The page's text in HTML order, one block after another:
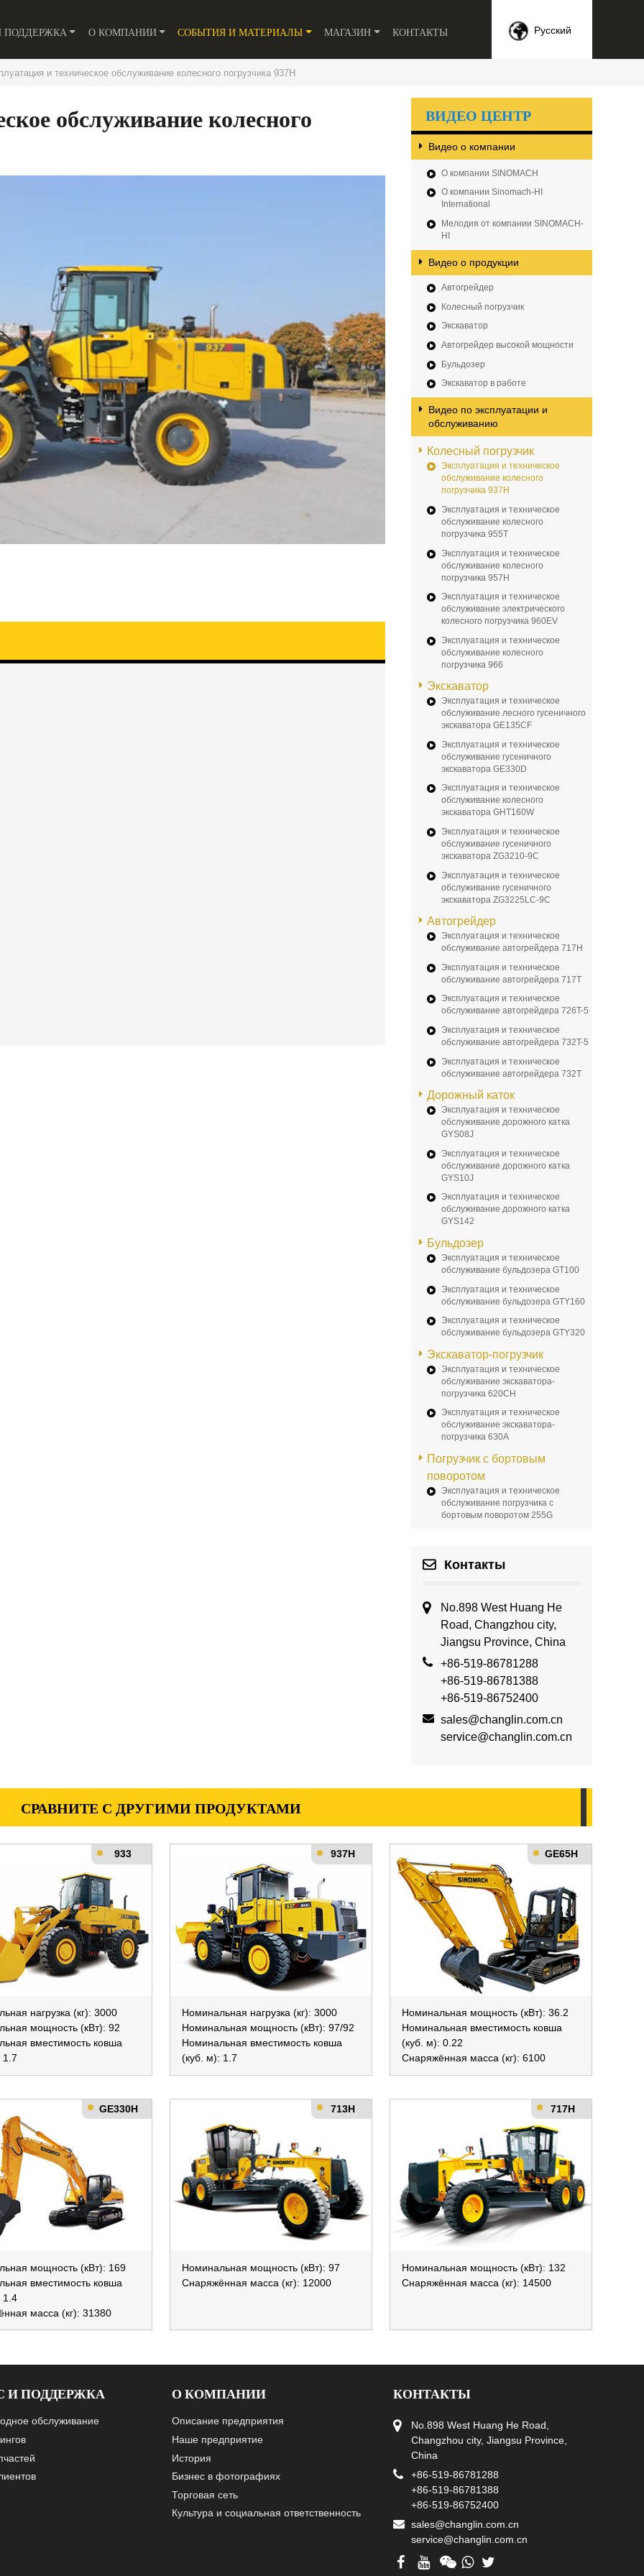
Русский
ПОДДЕРЖКА О КОМПАНИИ СОБЫТИЯ И МАТЕРИАЛЫ МАГАЗИН КОНТАКТЫ
и техническое обслуживание колесного погрузчика 937H
обслуживание колесного ВИДЕО ЦЕНТР
Видео о компании
О компании SINOMACH
О компании Sinomach-HI
International
Мелодия от компании SINOMACH-
HI
Видео о продукции
Автогрейдер
Колесный погрузчик
Экскаватор
Автогрейдер высокой мощности
Бульдозер
Экскаватор в работе
Видео по эксплуатации и
обслуживанию
Колесный погрузчик
Эксплуатация и техническое
обслуживание колесного
погрузчика 937H
Эксплуатация и техническое
обслуживание колесного
погрузчика 955T
Эксплуатация и техническое
обслуживание колесного
погрузчика 957H
Эксплуатация и техническое
обслуживание электрического
колесного погрузчика 960EV
Эксплуатация и техническое
обслуживание колесного
погрузчика 966
Экскаватор
Эксплуатация и техническое
обслуживание лесного гусеничного
экскаватора GE135CF
Эксплуатация и техническое
обслуживание гусеничного
экскаватора GE330D
Эксплуатация и техническое
обслуживание колесного
экскаватора GHT160W
Эксплуатация и техническое
обслуживание гусеничного
экскаватора ZG3210-9C
Эксплуатация и техническое
обслуживание гусеничного
экскаватора ZG3225LC-9C
Автогрейдер
Эксплуатация и техническое
обслуживание автогрейдера 717H
Эксплуатация и техническое
обслуживание автогрейдера 717T
Эксплуатация и техническое
обслуживание автогрейдера 726T-5
Эксплуатация и техническое
обслуживание автогрейдера 732T-5
Эксплуатация и техническое
обслуживание автогрейдера 732T
Дорожный каток
Эксплуатация и техническое
обслуживание дорожного катка
GYS08J
Эксплуатация и техническое
обслуживание дорожного катка
GYS10J
Эксплуатация и техническое
обслуживание дорожного катка
GYS142
Бульдозер
Эксплуатация и техническое
обслуживание бульдозера GT100
Эксплуатация и техническое
обслуживание бульдозера GTY160
Эксплуатация и техническое
обслуживание бульдозера GTY320
Экскаватор-погрузчик
Эксплуатация и техническое
обслуживание экскаватора-
погрузчика 620CH
Эксплуатация и техническое
обслуживание экскаватора-
погрузчика 630A
Погрузчик с бортовым
поворотом
Эксплуатация и техническое
обслуживание погрузчика с
бортовым поворотом 255G
Контакты
No.898 West Huang He
Road, Changzhou city,
Jiangsu Province, China
+86-519-86781288
+86-519-86781388
+86-519-86752400
sales@changlin.com.cn
service@changlin.com.cn
СРАВНИТЕ С ДРУГИМИ ПРОДУКТАМИ
933
нагрузка (кг): 3000
мощность (кВт): 92
вместимость ковша
1.7
937H
Номинальная нагрузка (кг): 3000
Номинальная мощность (кВт): 97/92
Номинальная вместимость ковша
(куб. м): 1.7
GE65H
Номинальная мощность (кВт): 36.2
Номинальная вместимость ковша
(куб. м): 0.22
Снаряжённая масса (кг): 6100
GE330H
мощность (кВт): 169
вместимость ковша
1.4
масса (кг): 31380
713H
Номинальная мощность (кВт): 97
Снаряжённая масса (кг): 12000
717H
Номинальная мощность (кВт): 132
Снаряжённая масса (кг): 14500
И ПОДДЕРЖКА
обслуживание
О КОМПАНИИ
Описание предприятия
Наше предприятие
История
Бизнес в фотографиях
Торговая сеть
Культура и социальная ответственность
КОНТАКТЫ
No.898 West Huang He Road,
Changzhou city, Jiangsu Province,
China
+86-519-86781288
+86-519-86781388
+86-519-86752400
sales@changlin.com.cn
service@changlin.com.cn